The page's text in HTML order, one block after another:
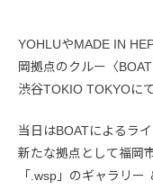
YOHLUやMADE IN
岡拠点のクルー〈
渋谷TOKIO TOKYOに
当日はBOATによるラ
新たな拠点として福岡
「.wsp」のギャラリ